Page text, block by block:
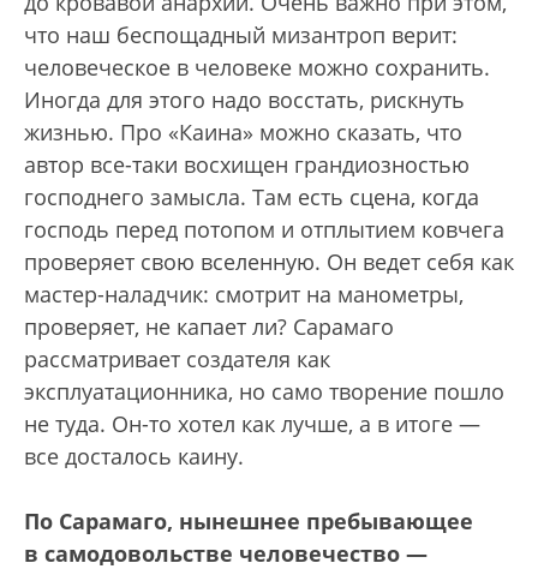
что наш беспощадный мизантроп верит:
человеческое в человеке можно сохранить.
Иногда для этого надо восстать, рискнуть
жизнью. Про «Каина» можно сказать, что
автор все-таки восхищен грандиозностью
господнего замысла. Там есть сцена, когда
господь перед потопом и отплытием ковчега
проверяет свою вселенную. Он ведет себя как
мастер-наладчик: смотрит на манометры,
проверяет, не капает ли? Сарамаго
рассматривает создателя как
эксплуатационника, но само творение пошло
не туда. Он-то хотел как лучше, а в итоге —
все досталось каину.
По Сарамаго, нынешнее пребывающее
в самодовольстве человечество —